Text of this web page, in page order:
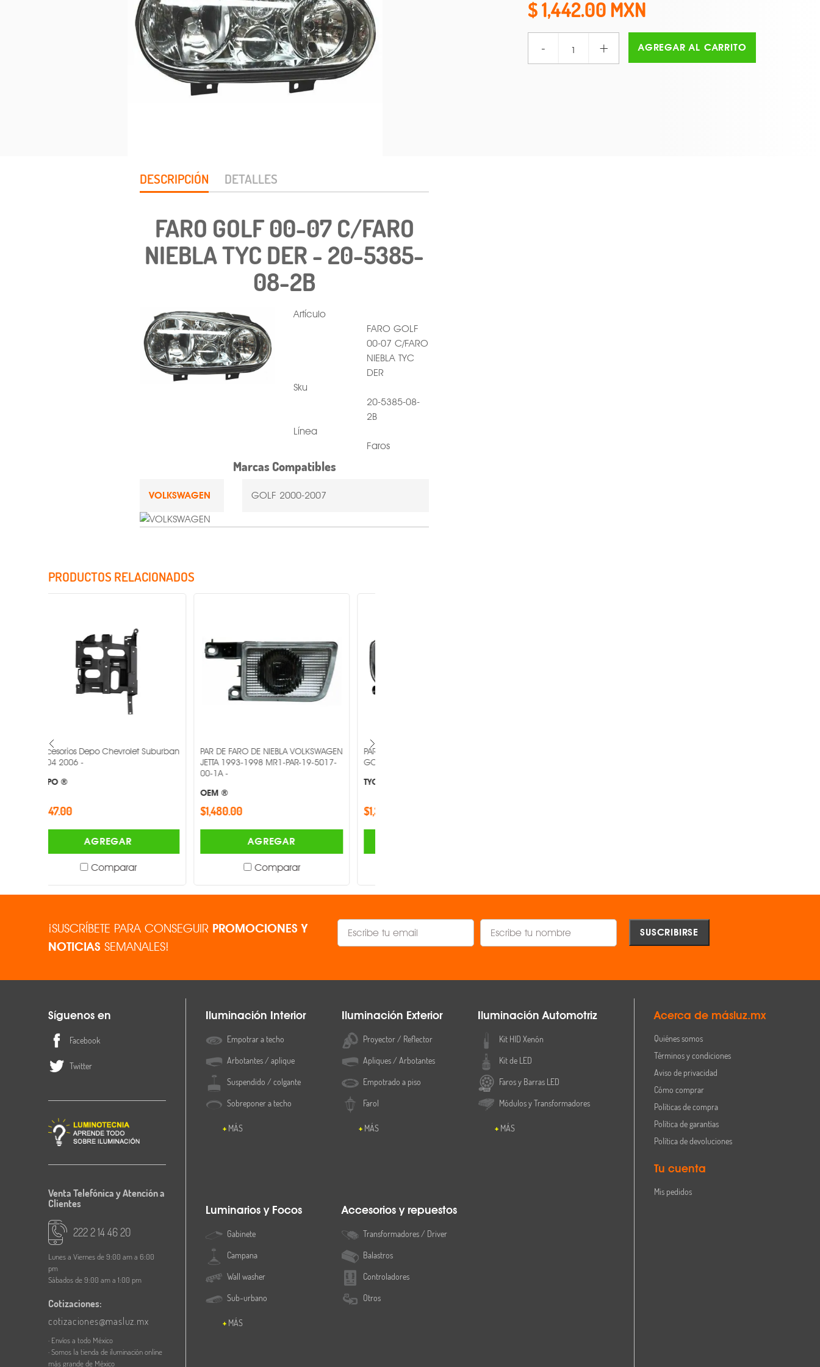
1,442.00
- + AGREGAR AL CARRITO
DESCRIPCIÓN DETALLES
FARO GOLF 00-07 C/FARO
NIEBLA TYC DER - 20-5385-
08-2B
Artículo
FARO GOLF
00-07 C/FARO
NIEBLA TYC
DER
Sku
20-5385-08-
2B
Línea
Faros
Marcas Compatibles
VOLKSWAGEN GOLF 2000-2007
Incluye Cristales
PRODUCTOS RELACIONADOS
PAR DE FARO DE NIEBLA VOLKSWAGEN
JETTA 1993-1998 MR1-PAR-19-5017-
$1,480.00
AGREGAR
Comparar
PAR DE FARO DE NIEBLA VOLKSWAGEN
GOL - MR1-PAR-19-C241-05-2B -
$1,358.00
AGREGAR
Comparar
¡SUSCRÍBETE PARA CONSEGUIR PROMOCIONES Y
NOTICIAS SEMANALES!
Síguenos en
Facebook
Twitter
Venta Telefónica y Atención a
Clientes
222 2 14 46 20
Lunes a Viernes de 9:00 am a 6:00
pm
Sábados de 9:00 am a 1:00 pm
Cotizaciones:
cotizaciones@masluz.mx
· Envíos a todo México
· Somos la tienda de iluminación online
más grande de México
Iluminación Interior
Empotrar a techo
Arbotantes / aplique
Suspendido / colgante
Sobreponer a techo
MÁS
Iluminación Exterior
Proyector / Reflector
Apliques / Arbotantes
Empotrado a piso
Farol
MÁS
Iluminación Automotriz
Kit HID Xenón
Kit de LED
Faros y Barras LED
Módulos y Transformadores
MÁS
Luminarios y Focos
Gabinete
Campana
Wall washer
Sub-urbano
MÁS
Accesorios y repuestos
Transformadores / Driver
Balastros
Controladores
Otros
Acerca de másluz.mx
Quiénes somos
Términos y condiciones
Aviso de privacidad
Cómo comprar
Políticas de compra
Política de garantías
Política de devoluciones
Tu cuenta
Mis pedidos